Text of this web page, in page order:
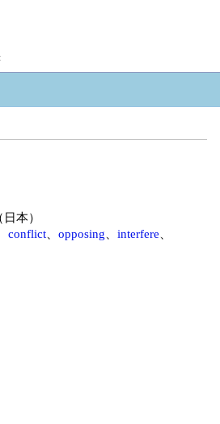
本）
conflict opposing interfere